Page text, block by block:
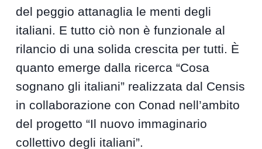
del peggio attanaglia le menti degli
italiani. E tutto ciò non è funzionale al
rilancio di una solida crescita per tutti. È
quanto emerge dalla ricerca “Cosa
sognano gli italiani” realizzata dal Censis
in collaborazione con Conad nell’ambito
del progetto “Il nuovo immaginario
collettivo degli italiani”.